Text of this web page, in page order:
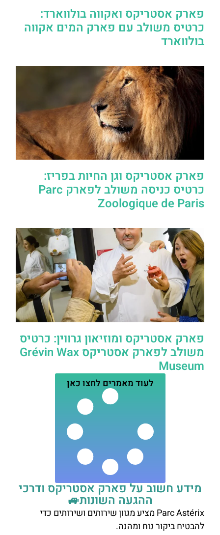
פארק אסטריקס ואקווה בולווארד:
כרטיס משולב עם פארק המים אקווה
בולווארד
פארק אסטריקס וגן החיות בפריז:
כרטיס כניסה משולב לפארק Parc
Zoologique de Paris
פארק אסטריקס ומוזיאון גרווין: כרטיס
משולב לפארק אסטריקס Grévin Wax
Museum
לעוד מאמרים לחצו כאן
מידע חשוב על פארק אסטריקס ודרכי
ההגעה השונות🚙
Parc Astérix מציע מגוון שירותים ושירותים כדי
להבטיח ביקור נוח ומהנה.